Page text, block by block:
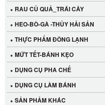
RAU CỦ QUẢ_TRÁI CÂY
HEO-BÒ-GÀ -THỦY HẢI SẢN
THỰC PHẨM ĐÔNG LẠNH
MỨT TẾT-BÁNH KẸO
DỤNG CỤ PHA CHẾ
DỤNG CỤ LÀM BÁNH
SẢN PHẢM KHÁC